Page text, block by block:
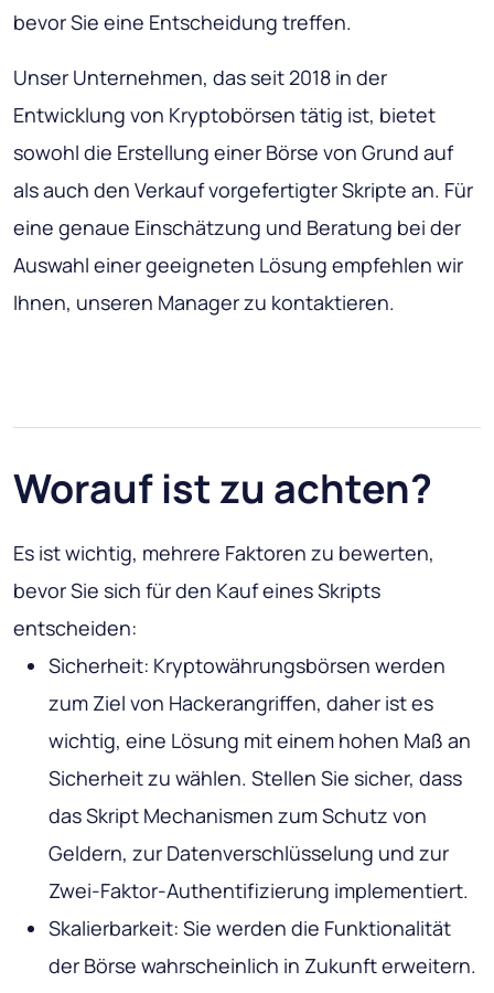
bevor Sie eine Entscheidung treffen.
Unser Unternehmen, das seit 2018 in der
Entwicklung von Kryptobörsen tätig ist, bietet
sowohl die Erstellung einer Börse von Grund auf
als auch den Verkauf vorgefertigter Skripte an. Für
eine genaue Einschätzung und Beratung bei der
Auswahl einer geeigneten Lösung empfehlen wir
Ihnen, unseren Manager zu kontaktieren.
Worauf ist zu achten?
Es ist wichtig, mehrere Faktoren zu bewerten,
bevor Sie sich für den Kauf eines Skripts
entscheiden:
Sicherheit: Kryptowährungsbörsen werden
zum Ziel von Hackerangriffen, daher ist es
wichtig, eine Lösung mit einem hohen Maß an
Sicherheit zu wählen. Stellen Sie sicher, dass
das Skript Mechanismen zum Schutz von
Geldern, zur Datenverschlüsselung und zur
Zwei-Faktor-Authentifizierung implementiert.
Skalierbarkeit: Sie werden die Funktionalität
der Börse wahrscheinlich in Zukunft erweitern.